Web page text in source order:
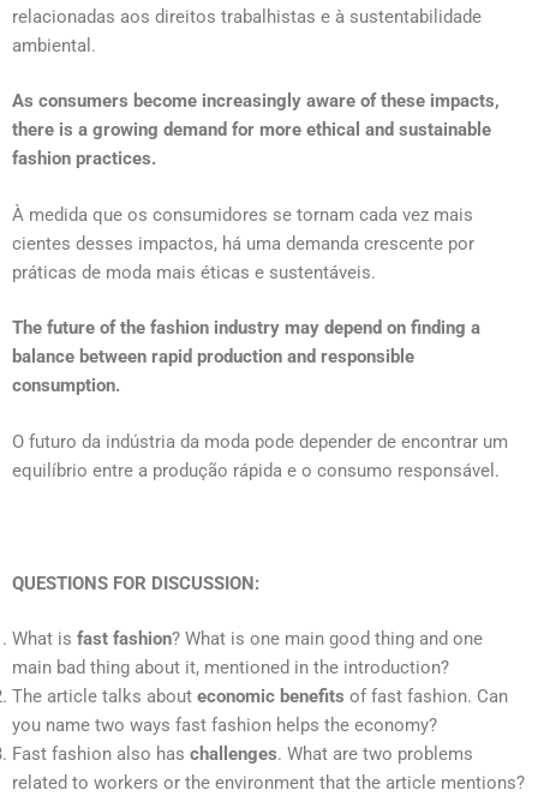
relacionadas aos direitos trabalhistas e à sustentabilidade
ambiental.
As consumers become increasingly aware of these impacts,
there is a growing demand for more ethical and sustainable
fashion practices.
À medida que os consumidores se tornam cada vez mais
cientes desses impactos, há uma demanda crescente por
práticas de moda mais éticas e sustentáveis.
The future of the fashion industry may depend on finding a
balance between rapid production and responsible
consumption.
O futuro da indústria da moda pode depender de encontrar um
equilíbrio entre a produção rápida e o consumo responsável.
QUESTIONS FOR DISCUSSION:
What is fast fashion? What is one main good thing and one
main bad thing about it, mentioned in the introduction?
The article talks about economic benefits of fast fashion. Can
you name two ways fast fashion helps the economy?
Fast fashion also has challenges. What are two problems
related to workers or the environment that the article mentions?